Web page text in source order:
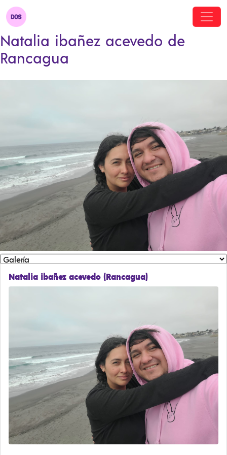
Natalia ibañez acevedo de
Rancagua
Natalia ibañez acevedo (Rancagua)